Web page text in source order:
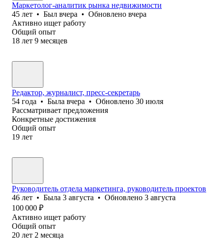
Маркетолог-аналитик рынка недвижимости
45 лет • Был вчера • Обновлено вчера
Активно ищет работу
Общий опыт
18 лет 9 месяцев
Редактор, журналист, пресс-секретарь
54 года • Была вчера • Обновлено 30 июля
Рассматривает предложения
Конкретные достижения
Общий опыт
19 лет
Руководитель отдела маркетинга, руководитель проектов
46 лет • Была 3 августа • Обновлено 3 августа
100 000 ₽
Активно ищет работу
Общий опыт
20 лет 2 месяца